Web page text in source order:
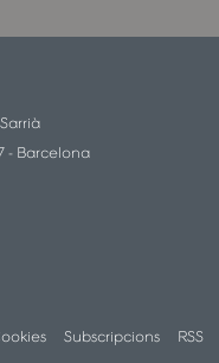
- Barcelona
Subscripcions RSS